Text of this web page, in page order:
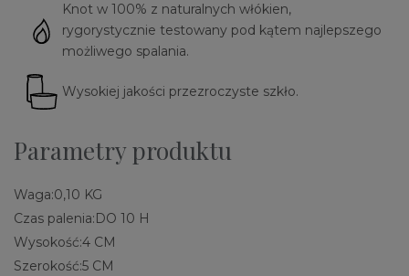
Knot w 100% z naturalnych włókien,
rygorystycznie testowany pod kątem najlepszego
możliwego spalania.
Wysokiej jakości przezroczyste szkło.
Parametry produktu
Waga:0,10 KG
Czas palenia:DO 10 H
Wysokość:4 CM
Szerokość:5 CM